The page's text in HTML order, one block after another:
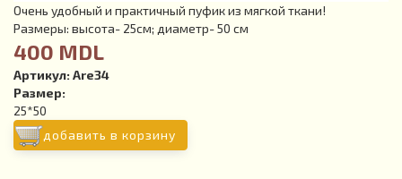
Очень удобный и практичный пуфик из мягкой ткани!
Размеры: высота- 25см; диаметр- 50 см
400 MDL
Артикул: Are34
Размер:
25*50
добавить в корзину